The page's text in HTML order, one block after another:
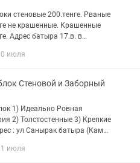
стеновые 200.тенге. Рваные
не крашенные. Крашенные
Адрес батыра 17.в. в
Тел.июля
Стеновой и Заборный
Ровная
Крепкие
: ул Санырак батыра (Камаз
в Городе Тараз и
июля